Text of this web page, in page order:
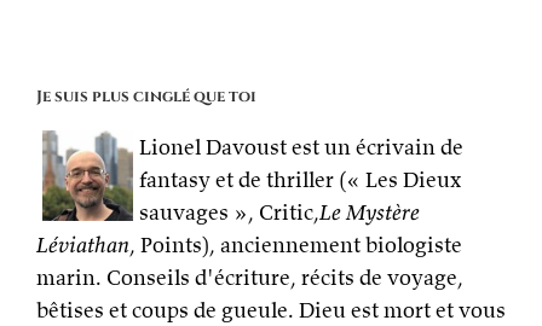
Je suis plus cinglé que toi
Lionel Davoust est un écrivain de
fantasy et de thriller (« Les Dieux
sauvages », Critic,Le Mystère
Léviathan, Points), anciennement biologiste
marin. Conseils d'écriture, récits de voyage,
bêtises et coups de gueule. Dieu est mort et vous